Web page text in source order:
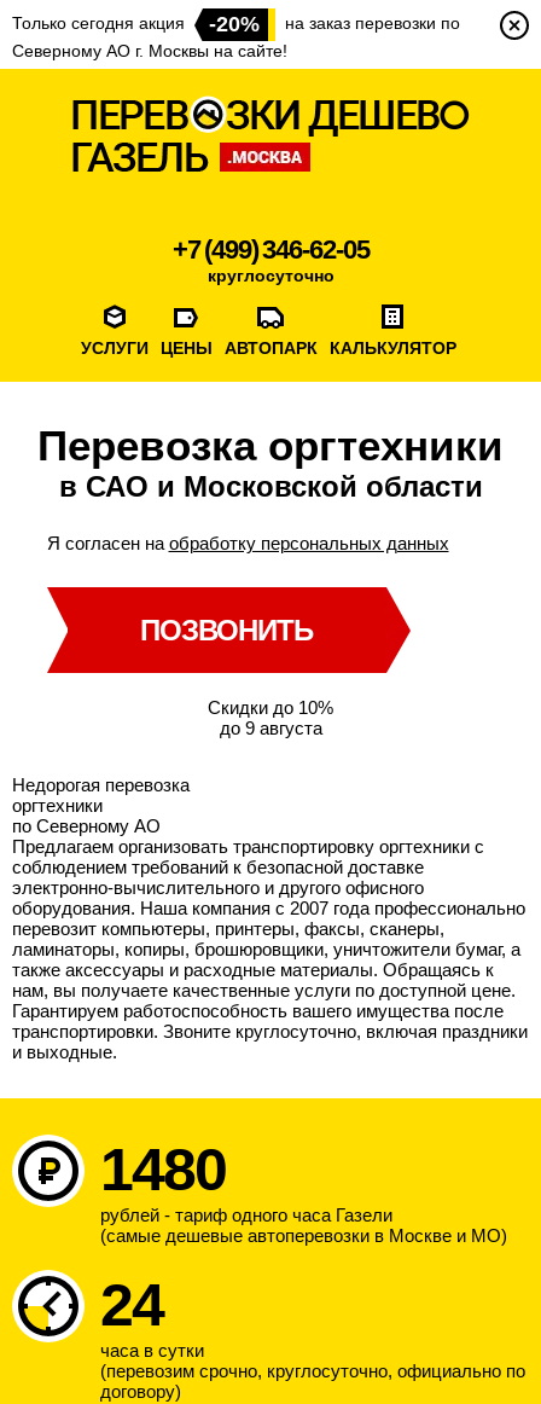
Только сегодня акция -20%
на заказ перевозки по
Северному АО г. Москвы на сайте!
+7 (499) 346-62-05
круглосуточно
УСЛУГИ ЦЕНЫ АВТОПАРК КАЛЬКУЛЯТОР
Перевозка оргтехники
в САО и Московской области
Я согласен на обработку персональных данных
ПОЗВОНИТЬ
Скидки до 10%
до 9 августа
Недорогая перевозка
оргтехники
по Северному АО
Предлагаем организовать транспортировку оргтехники с
соблюдением требований к безопасной доставке
электронно-вычислительного и другого офисного
оборудования. Наша компания с 2007 года профессионально
перевозит компьютеры, принтеры, факсы, сканеры,
ламинаторы, копиры, брошюровщики, уничтожители бумаг, а
также аксессуары и расходные материалы. Обращаясь к
нам, вы получаете качественные услуги по доступной цене.
Гарантируем работоспособность вашего имущества после
транспортировки. Звоните круглосуточно, включая праздники
и выходные.
1480
рублей - тариф одного часа Газели
(самые дешевые автоперевозки в Москве и МО)
24
часа в сутки
(перевозим срочно, круглосуточно, официально по
договору)